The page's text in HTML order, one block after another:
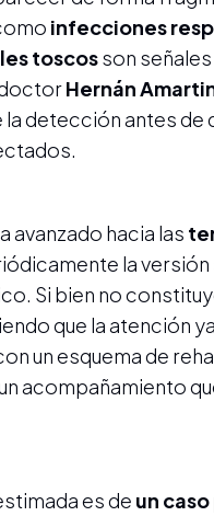
infecciones
toscosson
Hernán
la detección antes
avanzado hacia las
la
Si bien no
que la atención
un esquema de
acompañamiento
es de un